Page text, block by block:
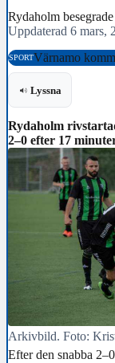
Rydaholm
Uppdaterad 6 mars,
SPORTVärnamo
Lyssna
Rydaholm
2–0 efter 17
Arkivbild. Foto:
Efter den snabba